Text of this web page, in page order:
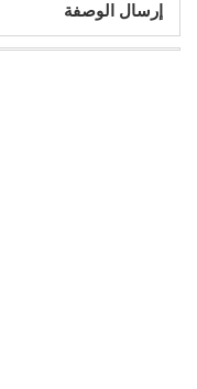
إرسال الوصفة